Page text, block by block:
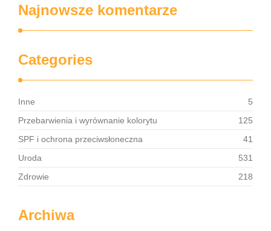
Najnowsze komentarze
Categories
Inne
5
Przebarwienia i wyrównanie kolorytu
125
SPF i ochrona przeciwsłoneczna
41
Uroda
531
Zdrowie
218
Archiwa